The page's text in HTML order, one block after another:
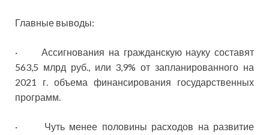
Главные выводы:
· Ассигнования на гражданскую науку составят
563,5 млрд руб., или 3,9% от запланированного на
2021 г. объема финансирования государственных
программ.
· Чуть менее половины расходов на развитие